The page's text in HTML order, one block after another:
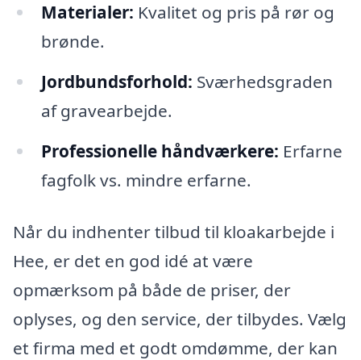
Materialer: Kvalitet og pris på rør og
brønde.
Jordbundsforhold: Sværhedsgraden
af gravearbejde.
Professionelle håndværkere: Erfarne
fagfolk vs. mindre erfarne.
Når du indhenter tilbud til kloakarbejde i
Hee, er det en god idé at være
opmærksom på både de priser, der
oplyses, og den service, der tilbydes. Vælg
et firma med et godt omdømme, der kan